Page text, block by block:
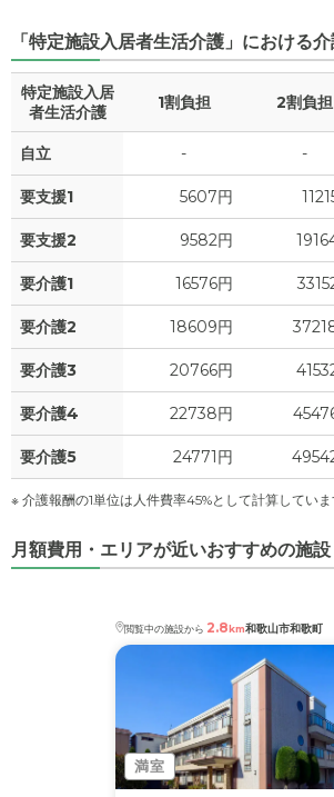
「特定施設入居者生活介護」における
特定施設入居
者生活介護
1割負担 2割負担
自立 - -
要支援1 5607円
要支援2 9582円
要介護1 16576円
要介護2 18609円
要介護3 20766円
要介護4 22738円
要介護5 24771円
※ 介護報酬の1単位は人件費率45%として計算していま
月額費用・エリアが近いおすすめの施設
閲覧中の施設から 2.8km和歌山市和歌町
満室